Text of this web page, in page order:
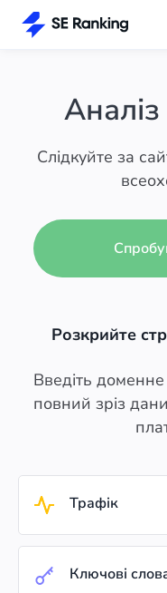
Слідкуйте за
Розкрийте
Введіть
повний зріз
Трафік
Ключові